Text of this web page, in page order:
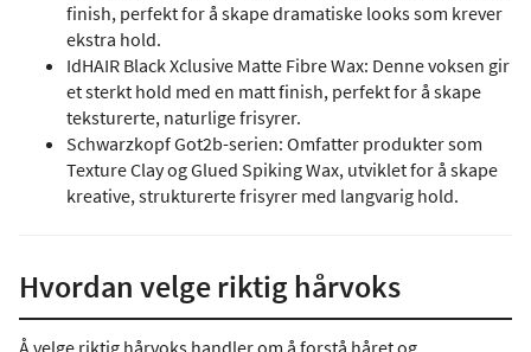
finish, perfekt for å skape dramatiske looks som krever
ekstra hold.
IdHAIR Black Xclusive Matte Fibre Wax: Denne voksen gir
et sterkt hold med en matt finish, perfekt for å skape
teksturerte, naturlige frisyrer.
Schwarzkopf Got2b-serien: Omfatter produkter som
Texture Clay og Glued Spiking Wax, utviklet for å skape
kreative, strukturerte frisyrer med langvarig hold.
Hvordan velge riktig hårvoks
Å velge riktig hårvoks handler om å forstå håret og